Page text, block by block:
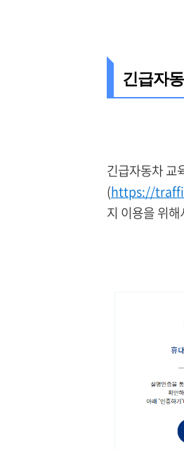
긴급자
긴급자동차 교
(https://
지 이용을 위